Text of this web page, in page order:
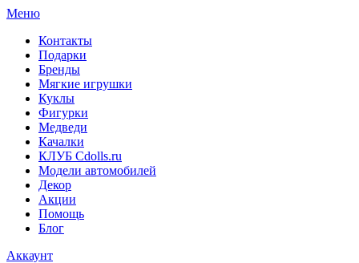
Меню
Контакты
Подарки
Бренды
Мягкие игрушки
Куклы
Фигурки
Медведи
Качалки
КЛУБ Cdolls.ru
Модели автомобилей
Декор
Акции
Помощь
Блог
Аккаунт